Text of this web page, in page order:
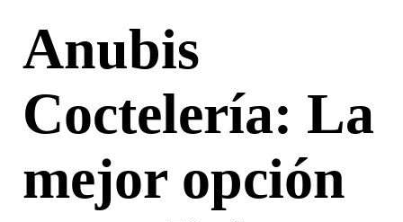
Anubis
Coctelería: La
mejor opción